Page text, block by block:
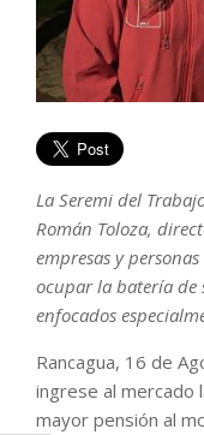
La Seremi del
Román Toloza,
empresas y
ocupar la batería de
enfocados
Rancagua, 16 de
ingrese al mercado
mayor pensión al